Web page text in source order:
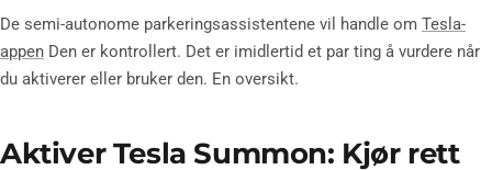
De semi-autonome parkeringsassistentene vil handle om Tesla-
appen Den er kontrollert. Det er imidlertid et par ting å vurdere når
du aktiverer eller bruker den. En oversikt.
Aktiver Tesla Summon: Kjør rett